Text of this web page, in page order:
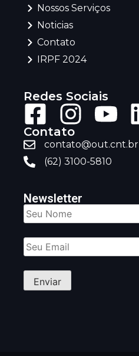
Nossos Serviços
Noticias
Contato
IRPF 2024
Redes Sociais
Contato
contato@out.cnt.br
(62) 3100-5810
Newsletter